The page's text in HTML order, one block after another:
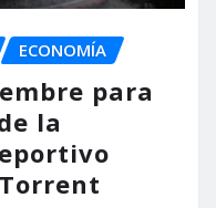
ECONOMÍA
para
la